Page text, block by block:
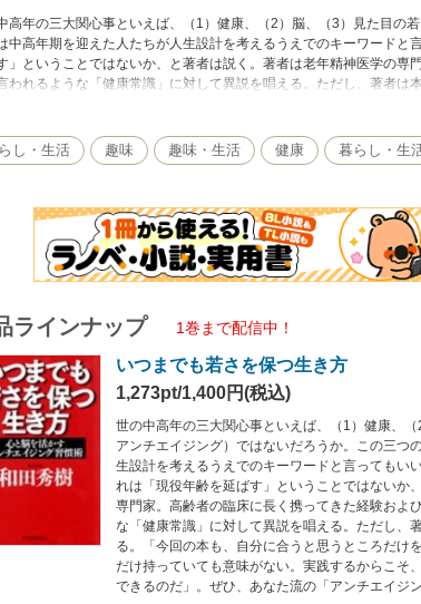
高年の三大関心事といえば、（1）健康、（2）脳、（3）見た目の
中高年期を迎えた人たちが人生設計を考えるうえでのキーワード
」ということではないか、と著者は説く。著者は老年精神医学の専
われるような「健康常識」に対して異説を唱える。ただし、著者
ころだけを実践してほしい。健康法こそは、知識だけ持っていても
し・生活 趣味 趣味・生活 健康 暮らし・生
ラインナップ 1巻まで配信中！
いつまでも若さを保つ生き方
1,273pt/1,400円(税込)
世の中高年の三大関心事といえば、（1）健康、
アンチエイジング）ではないだろうか。この三つ
生設計を考えるうえでのキーワードと言ってもい
れは「現役年齢を延ばす」ということではないか
専門家。高齢者の臨床に長く携ってきた経験およ
な「健康常識」に対して異説を唱える。ただし、
る。「今回の本も、自分に合うと思うところだけ
だけ持っていても意味がない。実践するからこそ
できるのだ」。ぜひ、あなた流の「アンチエイジ